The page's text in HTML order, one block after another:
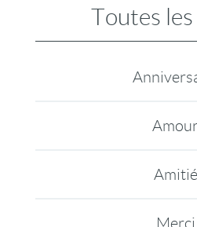
Toutes
Amitié
Merci